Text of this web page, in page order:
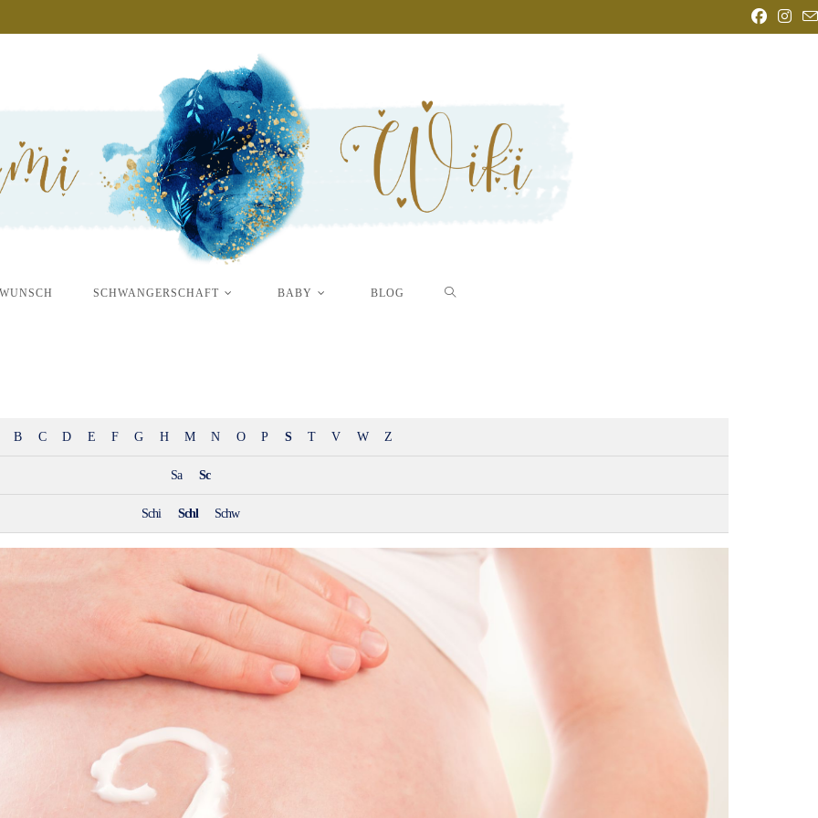
SCHWANGERSCHAFT BABY BLOG WEBSITE-
B C D E F G H M N O P S T V W Z
Sa Sc
Schi Schl Schw